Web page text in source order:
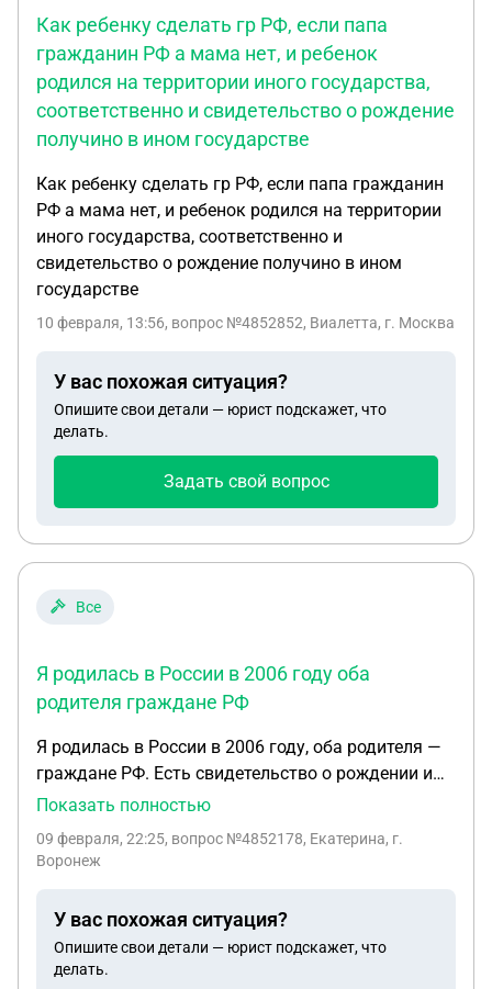
Как ребенку сделать гр РФ, если папа
гражданин РФ а мама нет, и ребенок
родился на территории иного государства,
соответственно и свидетельство о рождение
получино в ином государстве
Как ребенку сделать гр РФ, если папа гражданин
РФ а мама нет, и ребенок родился на территории
иного государства, соответственно и
свидетельство о рождение получино в ином
государстве
10 февраля, 13:56, вопрос №4852852, Виалетта, г. Москва
У вас похожая ситуация?
Опишите свои детали — юрист подскажет, что
делать.
Задать свой вопрос
Все
Я родилась в России в 2006 году оба
родителя граждане РФ
Я родилась в России в 2006 году, оба родителя —
граждане РФ. Есть свидетельство о рождении и
прописка, но паспорта никогда не было. Сейчас
оформить паспорт впервые через МФЦ. 1. Могу ли
Нужно ли предоставлять документ о регистрации
или достаточно межведомственного запроса? 3.
Могут ли требовать свидетелей или справки об
Показать полностью
09 февраля, 22:25, вопрос №4852178, Екатерина, г.
Воронеж
У вас похожая ситуация?
Опишите свои детали — юрист подскажет, что
делать.